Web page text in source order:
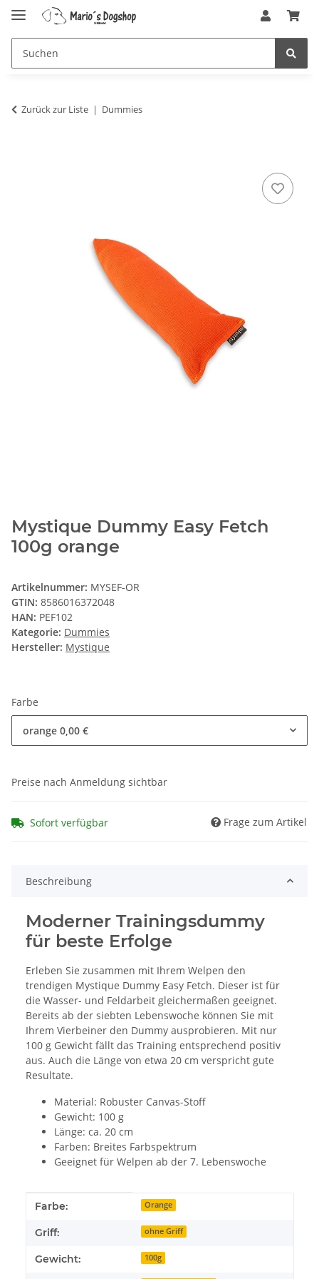
Zurück zur Liste Dummies
Mystique Dummy Easy Fetch
100g orange
Artikelnummer: MYSEF-OR
GTIN: 8586016372048
HAN: PEF102
Kategorie: Dummies
Hersteller: Mystique
Farbe
orange 0,00 €
Preise nach Anmeldung sichtbar
Sofort verfügbar Frage zum Artikel
Beschreibung
Moderner Trainingsdummy
für beste Erfolge
Erleben Sie zusammen mit Ihrem Welpen den
trendigen Mystique Dummy Easy Fetch. Dieser ist für
die Wasser- und Feldarbeit gleichermaßen geeignet.
Bereits ab der siebten Lebenswoche können Sie mit
Ihrem Vierbeiner den Dummy ausprobieren. Mit nur
100 g Gewicht fällt das Training entsprechend positiv
aus. Auch die Länge von etwa 20 cm verspricht gute
Resultate.
Material: Robuster Canvas-Stoff
Gewicht: 100 g
Länge: ca. 20 cm
Farben: Breites Farbspektrum
Geeignet für Welpen ab der 7. Lebenswoche
Produkteigenschaft
Wert
Farbe: Orange
Griff: ohne Griff
Gewicht: 100g